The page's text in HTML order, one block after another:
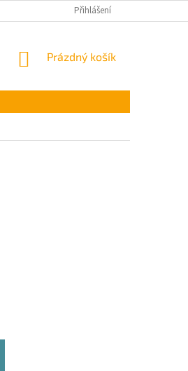
Přihlášení
NÁKUPNÍ
Prázdný košík